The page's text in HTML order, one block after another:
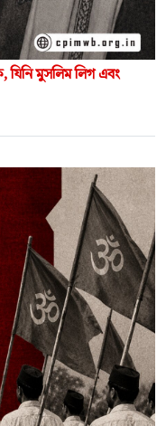
যিনি মুসলিম লিগ এবং